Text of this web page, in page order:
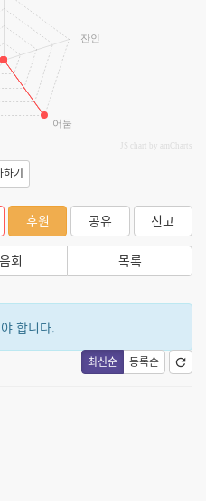
잔인
어둠
JS chart by amCharts
기
후원 공유 신고
회 목록
합니다.
최신순 등록순